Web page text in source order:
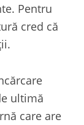
Pentru
cred că
ultimă
care are